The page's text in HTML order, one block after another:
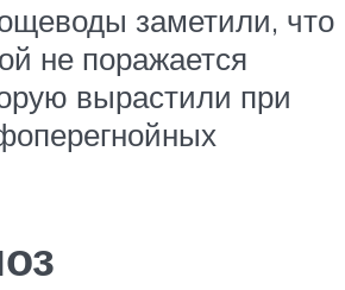
заметили, что
не поражается
вырастили при